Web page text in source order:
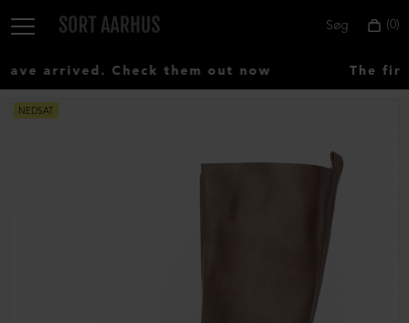
0
Søg
arrived. Check them out now The first
NEDSAT